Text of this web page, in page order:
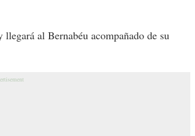
al Bernabéu acompañado de su